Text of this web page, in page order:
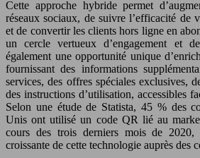
Cette approche hybride permet
réseaux sociaux, de suivre l’efficacité de
et de convertir les clients hors ligne en
un cercle vertueux d’engagement et
également une opportunité unique
fournissant des informations
services, des offres spéciales exclusives,
des instructions d’utilisation, accessibles
Selon une étude de Statista, 45 % des
Unis ont utilisé un code QR lié au
cours des trois derniers mois de 2020,
croissante de cette technologie auprès des